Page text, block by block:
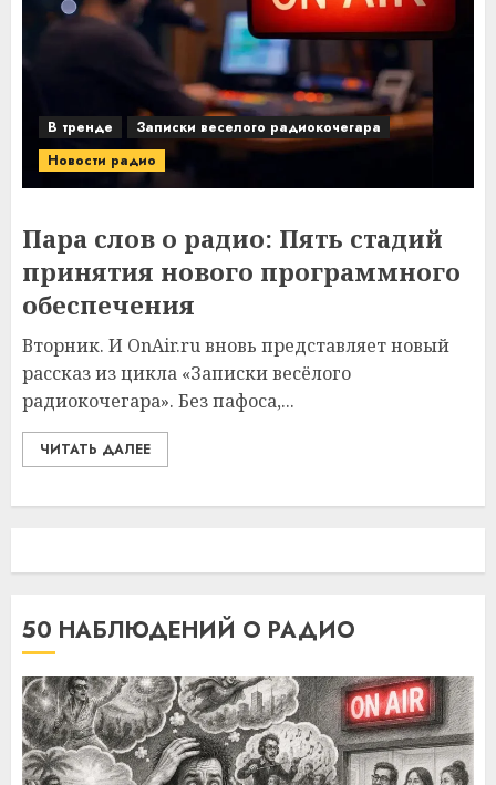
В тренде
Записки веселого радиокочегара
Новости радио
Пара слов о радио: Пять стадий
принятия нового программного
обеспечения
Вторник. И OnAir.ru вновь представляет новый
рассказ из цикла «Записки весёлого
радиокочегара». Без пафоса,...
ЧИТАТЬ ДАЛЕЕ
50 НАБЛЮДЕНИЙ О РАДИО